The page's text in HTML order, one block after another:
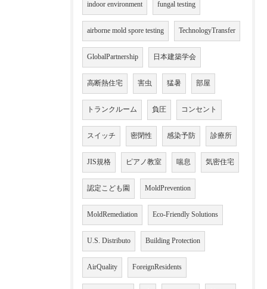
indoor environment fungal testing
airborne mold spore testing TechnologyTransfer
GlobalPartnership 日本建築学会
高断熱住宅 害虫 猛暑 部屋
トランクルーム 負圧 コンセント
スイッチ 密閉性 感染予防 診療所
JIS規格 ピアノ教室 喘息 気密住宅
認定こども園 MoldPrevention
MoldRemediation Eco-Friendly Solutions
U.S. Distributo Building Protection
AirQuality ForeignResidents